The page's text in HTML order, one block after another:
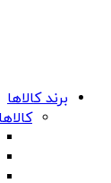
برند کالاها